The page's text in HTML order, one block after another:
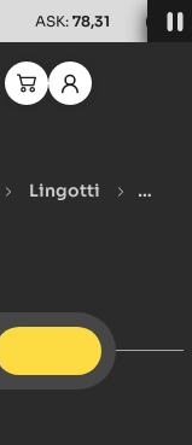
ASK: 78,31 (Usd/
Lingotti